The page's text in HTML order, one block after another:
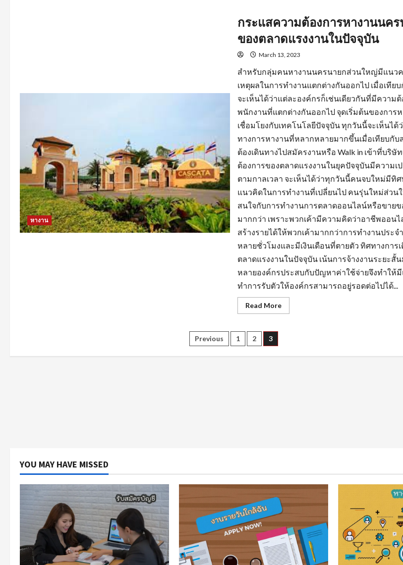
ข้อมูล
หางาน
กระแสความต้องการหางานนคร
ของตลาดแรงงานในปัจจุบัน
March 13, 2023
สำหรับกลุ่มคนหางานนครนายกส่วนใหญ่มีแนว
เหตุผลในการทำงานแตกต่างกันออกไป เมื่อเทีย
จะเห็นได้ว่าแต่ละองค์กรก็เช่นเดียวกันที่มีความ
พนักงานที่แตกต่างกันออกไป จุดเริ่มต้นของการห
เชื่อมโยงกับเทคโนโลยีปัจจุบัน ทุกวันนี้จะเห็นได้
ทางการหางานที่หลากหลายมากขึ้นเมื่อเทียบกับ
ต้องเดินทางไปสมัครงานหรือ Walk in เข้าที่บริษัท
ต้องการของตลาดแรงงานในยุคปัจจุบันมีความเ
ตามกาลเวลา จะเห็นได้ว่าทุกวันนี้คนจบใหม่มีทิศ
แนวคิดในการทำงานที่เปลี่ยนไป คนรุ่นใหม่ส่วน
สนใจกับการทำงานการตลาดออนไลน์หรือขาย
มากกว่า เพราะพวกเค้ามีความคิดว่าอาชีพออน
สร้างรายได้ให้พวกเค้ามากกว่าการทำงานประจ
หลายชั่วโมงและมีเงินเดือนที่ตายตัว ทิศทางการ
ตลาดแรงงานในปัจจุบัน เน้นการจ้างงานระยะสั้
หลายองค์กรประสบกับปัญหาค่าใช้จ่ายจึงทำให้
ทำการรับตัวให้องค์กรสามารถอยู่รอดต่อไปได้...
Read MoreRead
more
Posts
pagination
Previous 1 2 3
YOU MAY HAVE MISSED